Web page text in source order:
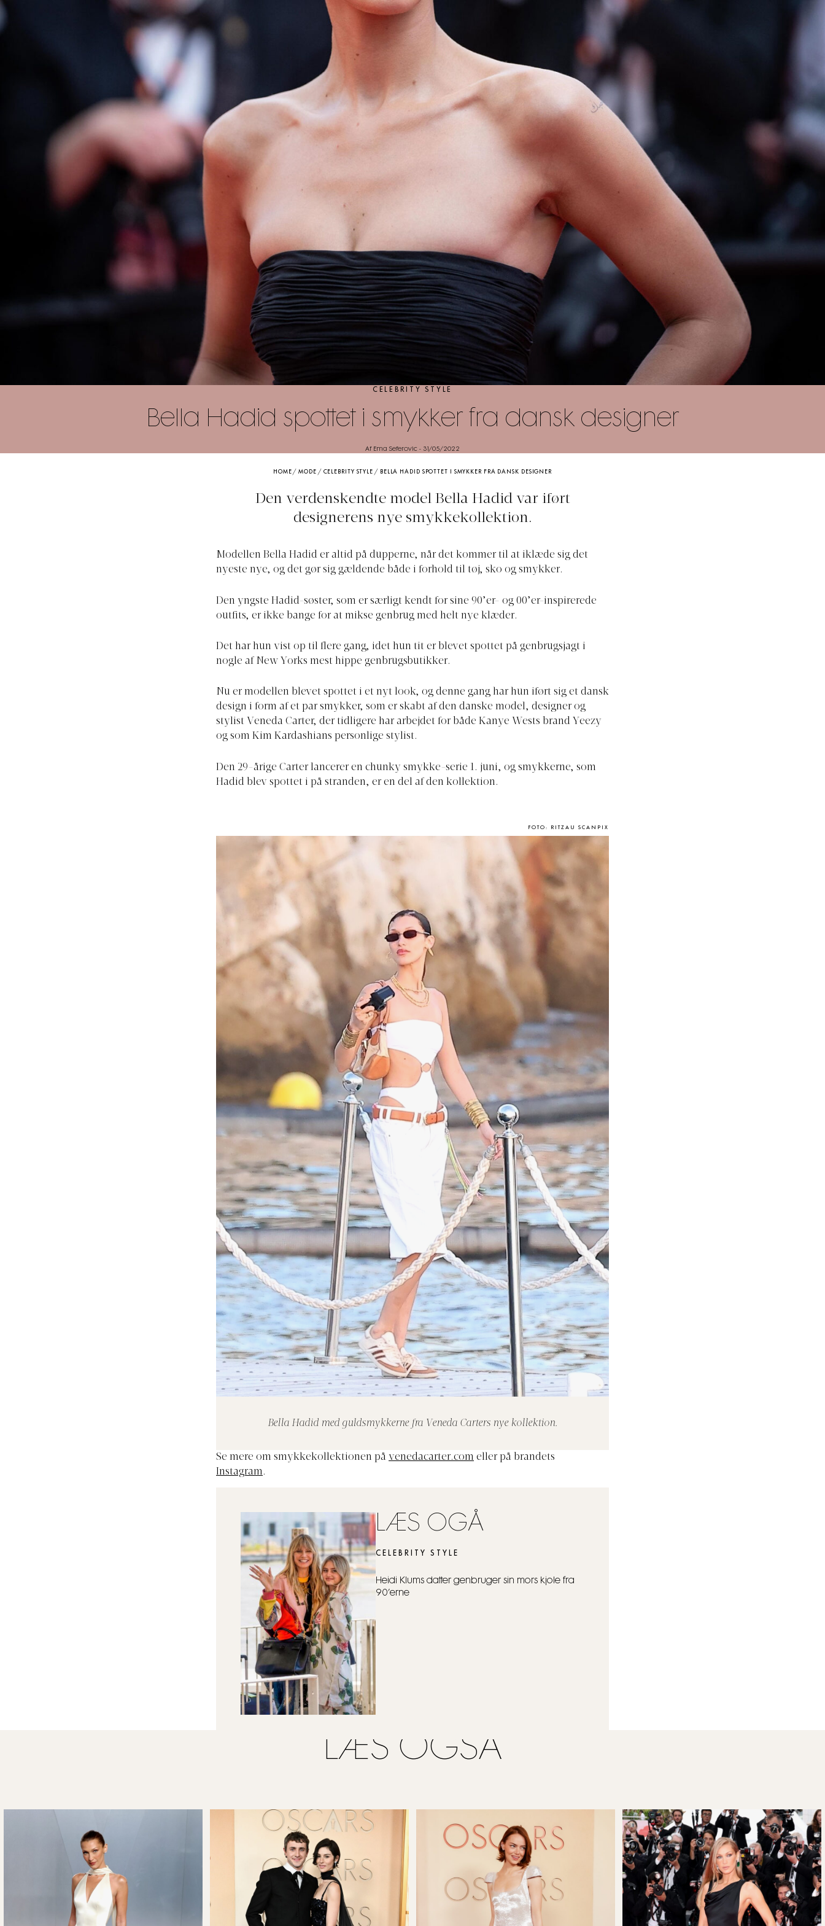
CELEBRITY STYLE
Bella Hadid spottet i smykker fra dansk designer
Af Ema Seferovic - 31/05/2022
HOME /MODE / CELEBRITY STYLE / BELLA HADID SPOTTET I SMYKKER FRA DANSK DESIGNER
Den verdenskendte model Bella Hadid var iført
designerens nye smykkekollektion.
Modellen Bella Hadid er altid på dupperne, når det kommer til at iklæde sig det
nyeste nye, og det gør sig gældende både i forhold til tøj, sko og smykker.
Den yngste Hadid-søster, som er særligt kendt for sine 90’er- og 00’er-inspirerede
outfits, er ikke bange for at mikse genbrug med helt nye klæder.
Det har hun vist op til flere gang, idet hun tit er blevet spottet på genbrugsjagt i
nogle af New Yorks mest hippe genbrugsbutikker.
Nu er modellen blevet spottet i et nyt look, og denne gang har hun iført sig et dansk
design i form af et par smykker, som er skabt af den danske model, designer og
stylist Veneda Carter, der tidligere har arbejdet for både Kanye Wests brand Yeezy
og som Kim Kardashians personlige stylist.
Den 29-årige Carter lancerer en chunky smykke-serie 1. juni, og smykkerne, som
Hadid blev spottet i på stranden, er en del af den kollektion.
FOTO: RITZAU SCANPIX
Bella Hadid med guldsmykkerne fra Veneda Carters nye kollektion.
Se mere om smykkekollektionen på venedacarter.com eller på brandets
Instagram.
LÆS OGÅ
CELEBRITY STYLE
Heidi Klums datter genbruger sin mors kjole fra
90’erne
LÆS OGSÅ